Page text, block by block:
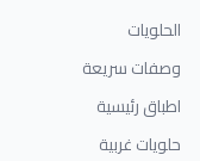
الحلويات
وصفات سريعة
اطباق رئيسية
حلويات غربية